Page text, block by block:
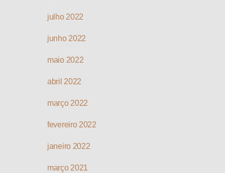
julho 2022
junho 2022
maio 2022
abril 2022
março 2022
fevereiro 2022
janeiro 2022
março 2021